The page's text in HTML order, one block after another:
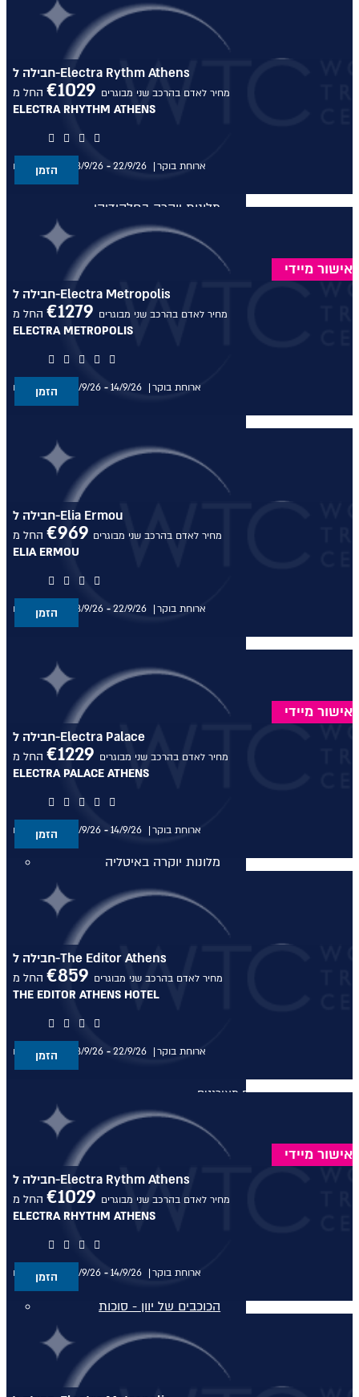
מלונות יוקרה במיקונוס
מלונות יוקרה בסנטוריני
מלונות יוקרה בחלקידיקי
מלונות יוקרה בחלקידיקי
מלונות יוקרה ברודוס
מלונות יוקרה ברודוס
מלונות יוקרה בריביירה של אתונה
מלונות יוקרה בריביירה של אתונה
מלונות יוקרה בסלוניקי
מלונות יוקרה בסלוניקי
מלונות יוקרה בתאילנד
מלונות יוקרה בסיישל
מלונות יוקרה בסיישל
מלונות יוקרה בדובאי
מלונות יוקרה באיטליה
מלונות יוקרה באיטליה
מלונות יוקרה בלונדון
טיולים מאורגנים
טיולים מאורגנים
טיולים מאורגנים
טיולי תמריץ
שייט יוקרתי על נהר הריין
התענוגות של רומא וטוסקנה עם
חיים קוזניץ
הכוכבים של יוון - סוכות
טיול בדרום איטליה וברומא עם
חיים קוזניץ
חבילה ל-Electra Rythm Athens
החל מ €1029 מחיר לאדם בהרכב שני מבוגרים
הזמן
ELECTRA RHYTHM ATHENS
18/9/26 -22/9/26 ארוחת בוקר
חבילה ל-Electra Metropolis
החל מ €1279 מחיר לאדם בהרכב שני מבוגרים
הזמן
ELECTRA METROPOLIS
11/9/26 -14/9/26 ארוחת בוקר
אישור מיידי
חבילה ל-Elia Ermou
החל מ €969 מחיר לאדם בהרכב שני מבוגרים
הזמן
ELIA ERMOU
18/9/26 -22/9/26 ארוחת בוקר
חבילה ל-Electra Palace
החל מ €1229 מחיר לאדם בהרכב שני מבוגרים
הזמן
ELECTRA PALACE ATHENS
11/9/26 -14/9/26 ארוחת בוקר
אישור מיידי
חבילה ל-The Editor Athens
החל מ €859 מחיר לאדם בהרכב שני מבוגרים
הזמן
THE EDITOR ATHENS HOTEL
18/9/26 -22/9/26 ארוחת בוקר
חבילה ל-Electra Rythm Athens
החל מ €1029 מחיר לאדם בהרכב שני מבוגרים
הזמן
ELECTRA RHYTHM ATHENS
11/9/26 -14/9/26 ארוחת בוקר
אישור מיידי